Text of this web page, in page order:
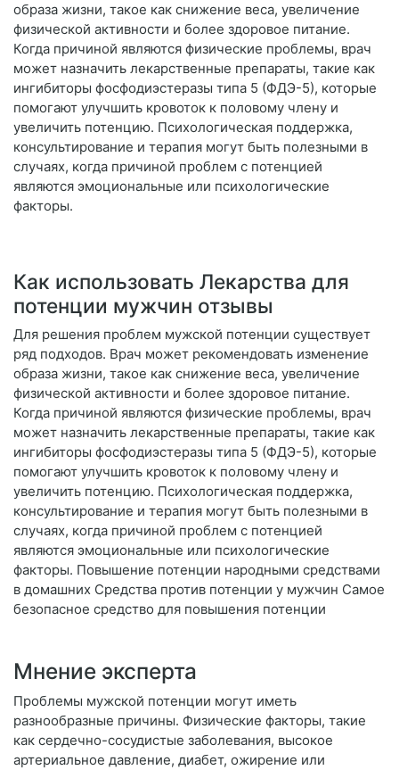
образа жизни, такое как снижение веса, увеличение
физической активности и более здоровое питание.
Когда причиной являются физические проблемы, врач
может назначить лекарственные препараты, такие как
ингибиторы фосфодиэстеразы типа 5 (ФДЭ-5), которые
помогают улучшить кровоток к половому члену и
увеличить потенцию. Психологическая поддержка,
консультирование и терапия могут быть полезными в
случаях, когда причиной проблем с потенцией
являются эмоциональные или психологические
факторы.
Как использовать Лекарства для
потенции мужчин отзывы
Для решения проблем мужской потенции существует
ряд подходов. Врач может рекомендовать изменение
образа жизни, такое как снижение веса, увеличение
физической активности и более здоровое питание.
Когда причиной являются физические проблемы, врач
может назначить лекарственные препараты, такие как
ингибиторы фосфодиэстеразы типа 5 (ФДЭ-5), которые
помогают улучшить кровоток к половому члену и
увеличить потенцию. Психологическая поддержка,
консультирование и терапия могут быть полезными в
случаях, когда причиной проблем с потенцией
являются эмоциональные или психологические
факторы. Повышение потенции народными средствами
в домашних Средства против потенции у мужчин Самое
безопасное средство для повышения потенции
Мнение эксперта
Проблемы мужской потенции могут иметь
разнообразные причины. Физические факторы, такие
как сердечно-сосудистые заболевания, высокое
артериальное давление, диабет, ожирение или